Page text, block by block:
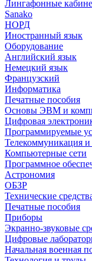
Лингафонные
Sanako
НОРД
Иностранный язык
Оборудование
Английский язык
Немецкий язык
Французский
Информатика
Печатные пособия
Основы ЭВМ и
Цифровая
Программируемые
Телекоммуникация
Компьютерные сети
Программное
Астрономия
ОБЗР
Технические
Печатные пособия
Приборы
Экранно-звуковые
Цифровые
Начальная военная